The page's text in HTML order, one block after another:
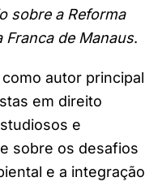
sobre a Reforma
Franca de Manaus.
autor principal
em direito
e
sobre os desafios
e a integração